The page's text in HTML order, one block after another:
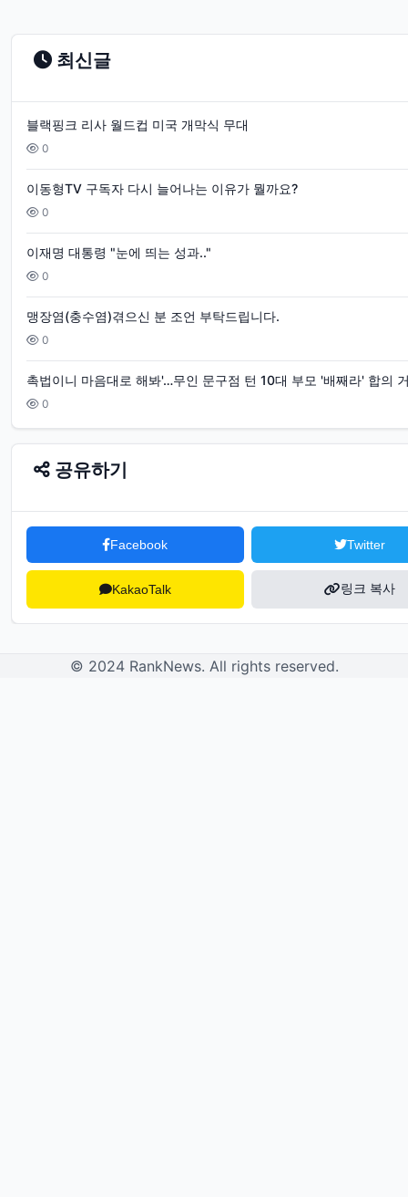
최신글
블랙핑크 리사 월드컵 미국 개막식 무대
0
이동형TV 구독자 다시 늘어나는 이유가 뭘까요?
0
이재명 대통령 "눈에 띄는 성과.."
0
맹장염(충수염)겪으신 분 조언 부탁드립니다.
0
촉법이니 마음대로 해봐'…무인 문구점 턴 10대 부모 '배째라' 합의
0
공유하기
Facebook Twitter
KakaoTalk 링크 복사
© 2024 RankNews. All rights reserved.